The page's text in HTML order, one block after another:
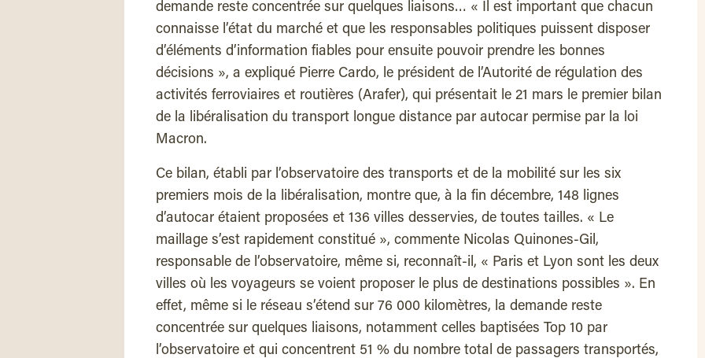
demande reste concentrée sur quelques liaisons… « Il est important que chacun
connaisse l’état du marché et que les responsables politiques puissent disposer
d’éléments d’information fiables pour ensuite pouvoir prendre les bonnes
décisions », a expliqué Pierre Cardo, le président de l’Autorité de régulation des
activités ferroviaires et routières (Arafer), qui présentait le 21 mars le premier bilan
de la libéralisation du transport longue distance par autocar permise par la loi
Macron.
Ce bilan, établi par l’observatoire des transports et de la mobilité sur les six
premiers mois de la libéralisation, montre que, à la fin décembre, 148 lignes
d’autocar étaient proposées et 136 villes desservies, de toutes tailles. « Le
maillage s’est rapidement constitué », commente Nicolas Quinones-Gil,
responsable de l’observatoire, même si, reconnaît-il, « Paris et Lyon sont les deux
villes où les voyageurs se voient proposer le plus de destinations possibles ». En
effet, même si le réseau s’étend sur 76 000 kilomètres, la demande reste
concentrée sur quelques liaisons, notamment celles baptisées Top 10 par
l’observatoire et qui concentrent 51 % du nombre total de passagers transportés,